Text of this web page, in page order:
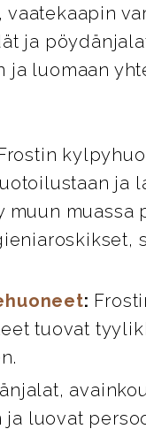
ja
ja luomaan
Frostin
ja
muun muassa
:
tuovat
luovat